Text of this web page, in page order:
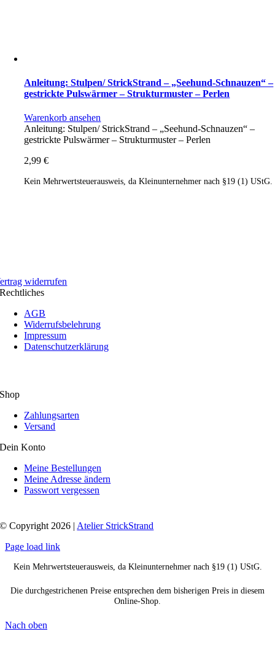
Anleitung: Stulpen/ StrickStrand – „Seehund-Schnauzen“ –
gestrickte Pulswärmer – Strukturmuster – Perlen
Warenkorb ansehen
Anleitung: Stulpen/ StrickStrand – „Seehund-Schnauzen“ –
gestrickte Pulswärmer – Strukturmuster – Perlen
2,99€
Kein Mehrwertsteuerausweis, da Kleinunternehmer nach §19 (1) UStG.
widerrufen
Rechtliches
AGB
Widerrufsbelehrung
Impressum
Datenschutzerklärung
Shop
Zahlungsarten
Versand
Dein Konto
Meine Bestellungen
Meine Adresse ändern
Passwort vergessen
© Copyright 2026 | Atelier StrickStrand
Page load link
Kein Mehrwertsteuerausweis, da Kleinunternehmer nach §19 (1) UStG.
Die durchgestrichenen Preise entsprechen dem bisherigen Preis in diesem
Online-Shop.
Nach oben